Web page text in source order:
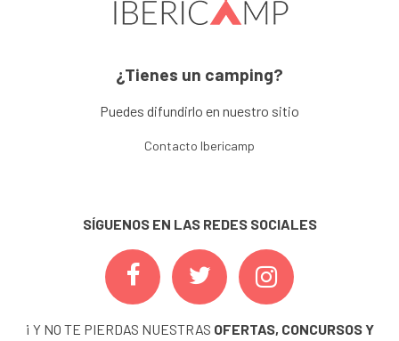
¿Tienes un camping?
Puedes difundirlo en nuestro sitio
Contacto Ibericamp
SÍGUENOS EN LAS REDES SOCIALES
¡ Y NO TE PIERDAS NUESTRAS OFERTAS, CONCURSOS Y